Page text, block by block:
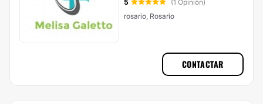
5
(1 Opinión)
rosario, Rosario
CONTACTAR